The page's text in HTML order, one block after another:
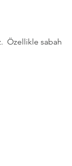
Özellikle sabah